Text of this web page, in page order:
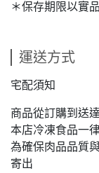
＊保存期限以實
運送方式
宅配須知
商品從訂購到送
本店冷凍食品一
為確保肉品品質
寄出